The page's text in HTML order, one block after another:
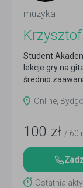
muzyka
Student
lekcje gry na
średnio
Online,
100 zł / 60
Ostatnia